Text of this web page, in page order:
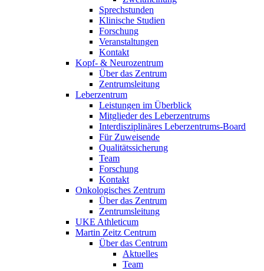
Sprechstunden
Klinische Studien
Forschung
Veranstaltungen
Kontakt
Kopf- & Neurozentrum
Über das Zentrum
Zentrumsleitung
Leberzentrum
Leistungen im Überblick
Mitglieder des Leberzentrums
Interdisziplinäres Leberzentrums-Board
Für Zuweisende
Qualitätssicherung
Team
Forschung
Kontakt
Onkologisches Zentrum
Über das Zentrum
Zentrumsleitung
UKE Athleticum
Martin Zeitz Centrum
Über das Centrum
Aktuelles
Team